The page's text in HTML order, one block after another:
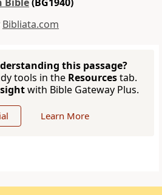
Bibliata.com
this passage?
tools in the Resourcestab.
with Bible Gateway Plus.
Learn More